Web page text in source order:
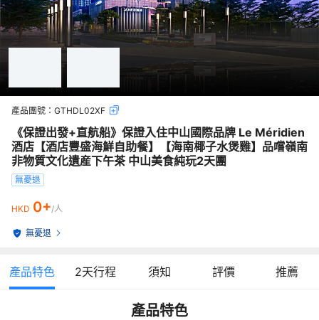
產品團號： GTHDL02XF
《保證出發+直航船》保證入住中山國際品牌 Le Méridien
酒店【酒店豐盛海鮮自助餐】【海南椰子水煲雞】品嚐嶺南
非物質文化遺産下午茶 中山美食純玩2天團
無憂退
HKD 0+/人
無憂退
產品特色 2天行程 須知 評價 推薦
產品特色